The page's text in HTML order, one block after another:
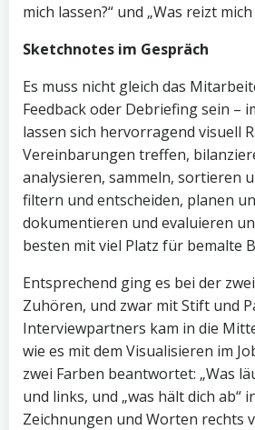
mich lassen?“ und „Was reizt
Sketchnotes im Gespräch
Es muss nicht gleich das
Feedback oder Debriefing sein –
lassen sich hervorragend visuell
Vereinbarungen treffen,
analysieren, sammeln, sortieren
filtern und entscheiden, planen
dokumentieren und evaluieren
besten mit viel Platz für bemalte
Entsprechend ging es bei der
Zuhören, und zwar mit Stift und
Interviewpartners kam in die
wie es mit dem Visualisieren im
zwei Farben beantwortet: „Was
und links, und „was hält dich ab“
Zeichnungen und Worten rechts